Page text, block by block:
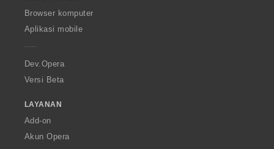
O
p
a
Browser komputer
Aplikasi mobile
Dev.Opera
Versi Beta
LAYANAN
Add-on
Akun Opera